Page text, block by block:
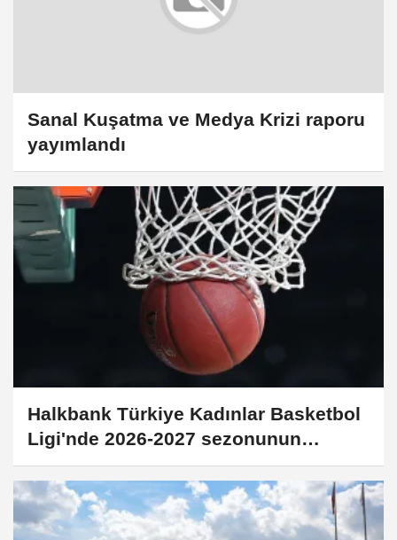
Sanal Kuşatma ve Medya Krizi raporu
yayımlandı
Halkbank Türkiye Kadınlar Basketbol
Ligi'nde 2026-2027 sezonunun
fikstürü çekildi